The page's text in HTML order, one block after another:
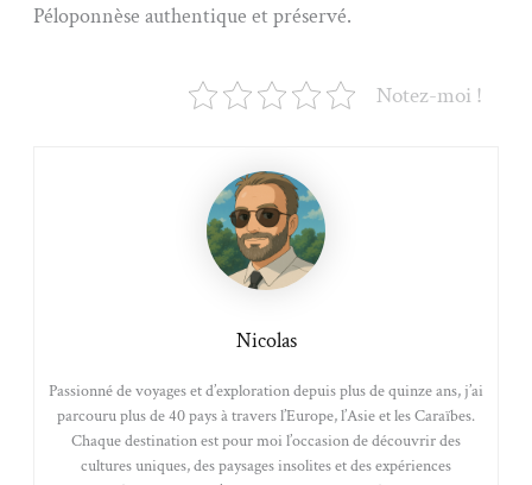
Péloponnèse authentique et préservé.
Notez-moi !
Nicolas
Passionné de voyages et d’exploration depuis plus de quinze ans, j’ai
parcouru plus de 40 pays à travers l’Europe, l’Asie et les Caraïbes.
Chaque destination est pour moi l’occasion de découvrir des
cultures uniques, des paysages insolites et des expériences